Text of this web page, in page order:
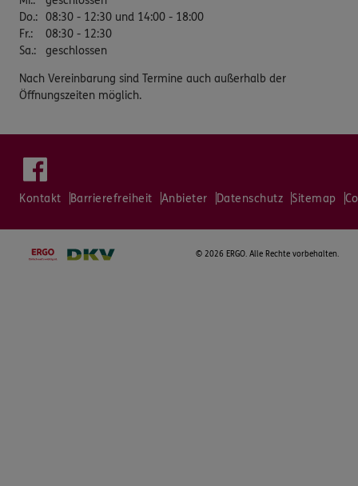
Do.: 08:30 - 12:30 und 14:00 - 18:00
Fr.:
08:30 - 12:30
Sa.: geschlossen
Nach Vereinbarung sind Termine auch außerhalb der
Öffnungszeiten möglich.
Kontakt Barrierefreiheit Anbieter Datenschutz Sitemap
© 2026 ERGO. Alle Rechte vorbehalten.